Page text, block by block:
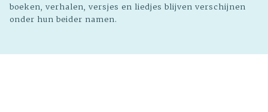
boeken, verhalen, versjes en liedjes blijven verschijnen
onder hun beider namen.